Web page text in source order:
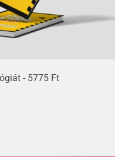
- 5775 Ft